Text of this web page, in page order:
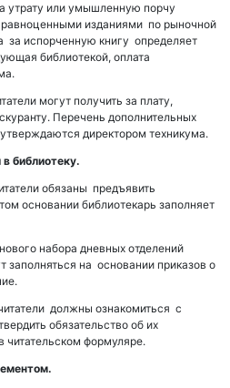
утрату или умышленную порчу
равноценными изданиями по рыночной
испорченную книгу определяет
библиотекой, оплата
могут получить за плату,
Перечень дополнительных
директором техникума.
библиотеку.
обязаны предъявить
основании библиотекарь заполняет
набора дневных отделений
заполняться на основании приказов о
должны ознакомиться с
обязательство об их
формуляре.
.